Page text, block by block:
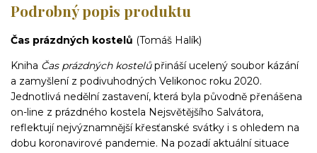
Podrobný popis produktu
Čas prázdných kostelů (Tomáš Halík)
Kniha Čas prázdných kostelůpřináší ucelený soubor kázání
a zamyšlení z podivuhodných Velikonoc roku 2020.
Jednotlivá nedělní zastavení, která byla původně přenášena
on-line z prázdného kostela Nejsvětějšího Salvátora,
reflektují nejvýznamnější křesťanské svátky i s ohledem na
dobu koronavirové pandemie. Na pozadí aktuální situace